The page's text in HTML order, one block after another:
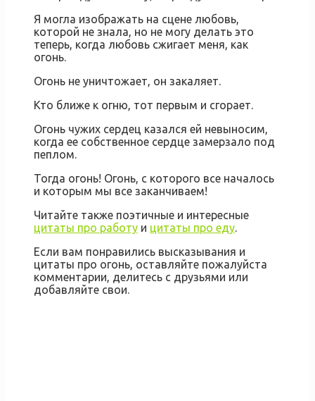
Я могла изображать на сцене любовь,
которой не знала, но не могу делать это
теперь, когда любовь сжигает меня, как
огонь.
Огонь не уничтожает, он закаляет.
Кто ближе к огню, тот первым и сгорает.
Огонь чужих сердец казался ей невыносим,
когда ее собственное сердце замерзало под
пеплом.
Тогда огонь! Огонь, с которого все началось
и которым мы все заканчиваем!
Читайте также поэтичные и интересные
цитаты про работу и цитаты про еду.
Если вам понравились высказывания и
цитаты про огонь, оставляйте пожалуйста
комментарии, делитесь с друзьями или
добавляйте свои.